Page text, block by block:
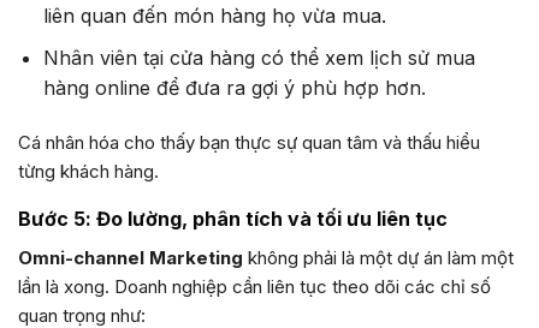
liên quan đến món hàng họ vừa mua.
Nhân viên tại cửa hàng có thể xem lịch sử mua
hàng online để đưa ra gợi ý phù hợp hơn.
Cá nhân hóa cho thấy bạn thực sự quan tâm và thấu hiểu
từng khách hàng.
Bước 5: Đo lường, phân tích và tối ưu liên tục
Omni-channel Marketing không phải là một dự án làm một
lần là xong. Doanh nghiệp cần liên tục theo dõi các chỉ số
quan trọng như: